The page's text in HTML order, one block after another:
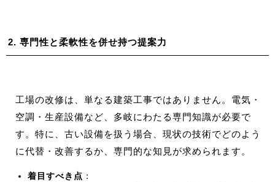
2. 専門性と柔軟性を併せ持つ提案力
工場の改修は、単なる建築工事ではありません。電気・
空調・生産設備など、多岐にわたる専門知識が必要で
す。特に、古い設備を扱う場合、現状の技術でどのよう
に代替・改善するか、専門的な知見が求められます。
着目すべき点 ：